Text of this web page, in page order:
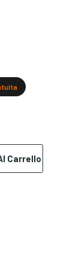
Carrello